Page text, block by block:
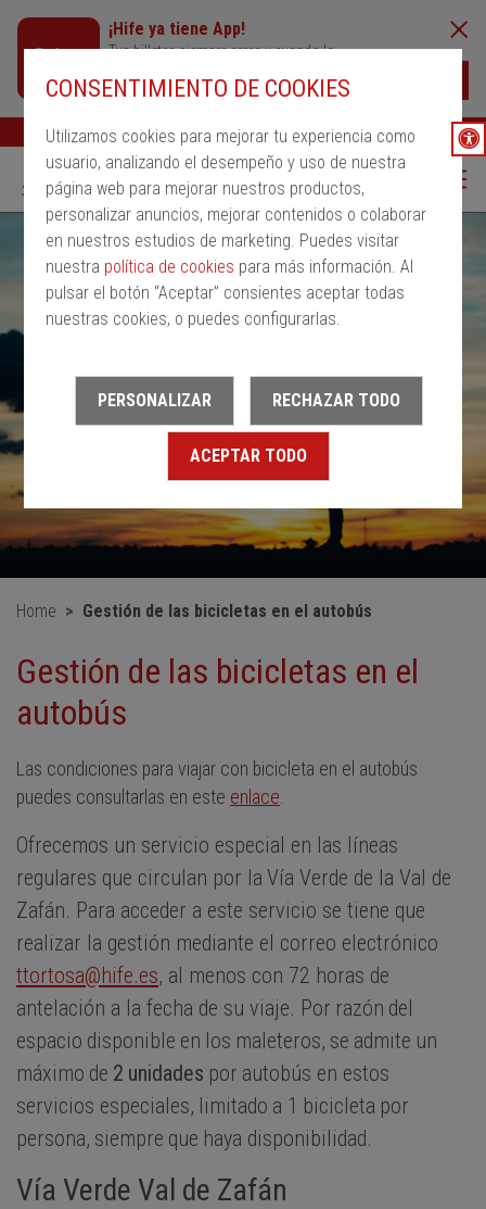
CONSENTIMIENTO DE COOKIES
Utilizamos cookies para mejorar tu experiencia como
usuario, analizando el desempeño y uso de nuestra
página web para mejorar nuestros productos,
personalizar anuncios, mejorar contenidos o colaborar
en nuestros estudios de marketing. Puedes visitar
nuestra política de cookies para más información. Al
pulsar el botón “Aceptar” consientes aceptar todas
nuestras cookies, o puedes configurarlas.
PERSONALIZAR RECHAZAR TODO
ACEPTAR TODO
¡Hife ya tiene App!
Tus billetes siempre cerca y cuando lo
Buscar Ayuda ESP
Home Gestión de las bicicletas en el autobús
Gestión de las bicicletas en el
autobús
Las condiciones para viajar con bicicleta en el autobús
puedes consultarlas en este enlace
Ofrecemos un servicio especial en las líneas
regulares que circulan por la Vía Verde de la Val de
Zafán. Para acceder a este servicio se tiene que
realizar la gestión mediante el correo electrónico
ttortosa@hife.es, al menos con 72 horas de
antelación a la fecha de su viaje. Por razón del
espacio disponible en los maleteros, se admite un
máximo de 2 unidades por autobús en estos
servicios especiales, limitado a 1 bicicleta por
persona, siempre que haya disponibilidad.
Vía Verde Val de Zafán